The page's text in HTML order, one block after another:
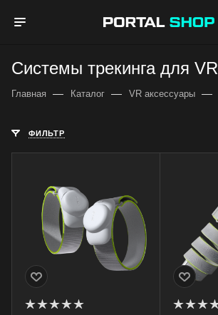
Системы трекинга для VR
Главная — Каталог — VR аксессуары —
ФИЛЬТР